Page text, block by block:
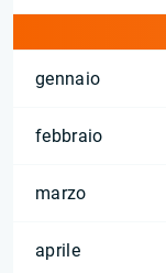
gennaio
febbraio
marzo
aprile